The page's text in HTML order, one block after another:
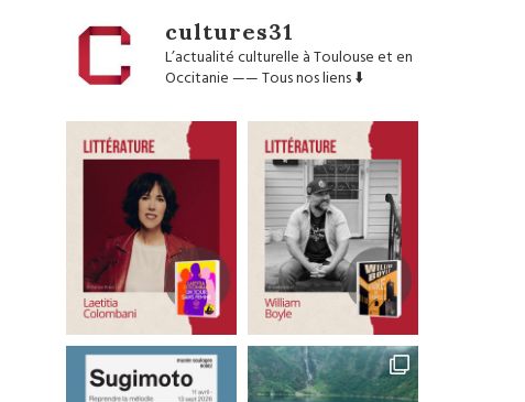
cultures31
L’actualité culturelle à Toulouse et en
Occitanie——Tous nos liens ⬇️